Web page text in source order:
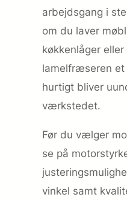
arbejdsgang i
om du laver
køkkenlåger
lamelfræseren
hurtigt bliver
værkstedet.
Før du vælger
se på
vinkel samt